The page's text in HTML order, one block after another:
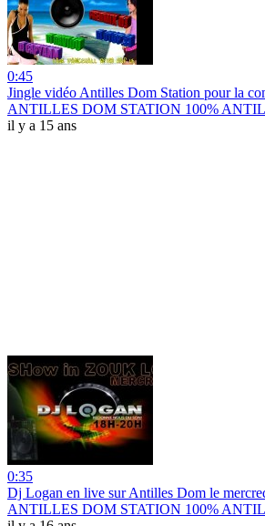
0:45
Jingle vidéo Antilles Dom Station pour la
ANTILLES DOM STATION 100%
il y a 15 ans
0:35
Dj Logan en live sur Antilles Dom le
ANTILLES DOM STATION 100%